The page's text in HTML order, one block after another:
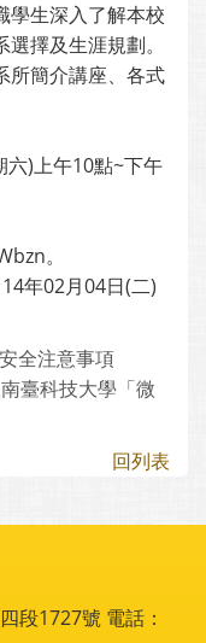
學生深入了解本校
擇及生涯規劃。
所簡介講座、各式
六)上午10點~下午
。
年02月04日(二)
全注意事項
臺科技大學「微
回列表
段1727號 電話：